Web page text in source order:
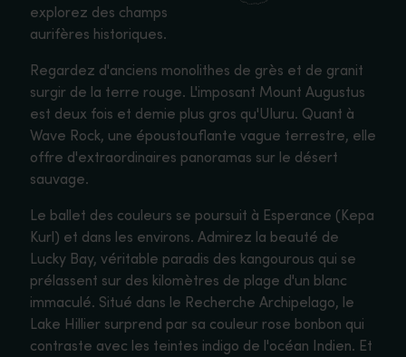
explorez des champs
aurifères historiques.
Regardez d'anciens monolithes de grès et de granit
surgir de la terre rouge. L'imposant Mount Augustus
est deux fois et demie plus gros qu'Uluru. Quant à
Wave Rock, une époustouflante vague terrestre, elle
offre d'extraordinaires panoramas sur le désert
sauvage.
Le ballet des couleurs se poursuit à Esperance (Kepa
Kurl) et dans les environs. Admirez la beauté de
Lucky Bay, véritable paradis des kangourous qui se
prélassent sur des kilomètres de plage d'un blanc
immaculé. Situé dans le Recherche Archipelago, le
Lake Hillier surprend par sa couleur rose bonbon qui
contraste avec les teintes indigo de l'océan Indien. Et